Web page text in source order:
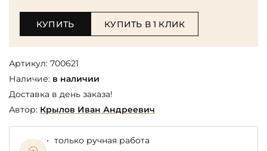
КУПИТЬ КУПИТЬ В 1 КЛИК
Артикул: 700621
Наличие: в наличии
Доставка в день заказа!
Автор: Крылов Иван Андреевич
только ручная работа